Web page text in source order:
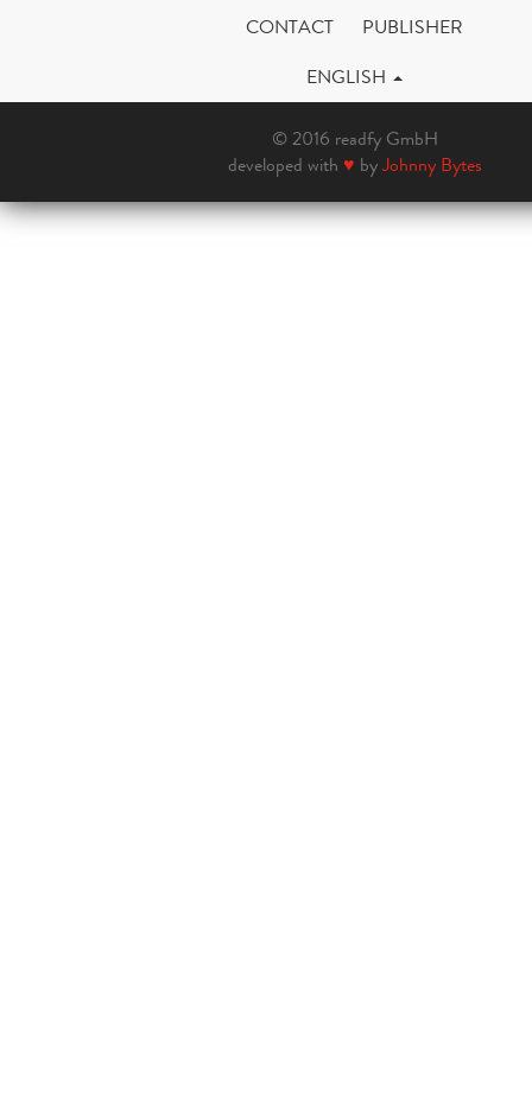
CONTACT
PUBLISHER
ENGLISH
© 2016 readfy GmbH
developed with ♥ byJohnny Bytes